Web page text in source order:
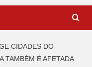
CIDADES DO
TAMBÉM É AFETADA